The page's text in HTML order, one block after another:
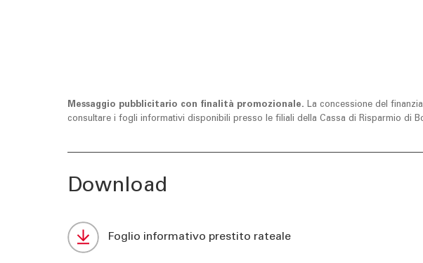
Messaggio pubblicitario con finalità promozionale. La concessione del
consultare i fogli informativi disponibili presso le filiali della Cassa di Risparmio di
Download
Foglio informativo prestito rateale